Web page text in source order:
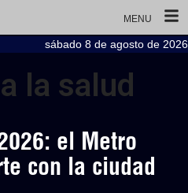
MENU
sábado 8 de agosto de 2026
la salud
el Metro
con la ciudad